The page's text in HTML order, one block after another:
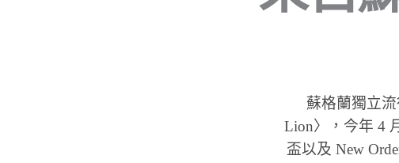
蘇格蘭獨立流
Lion〉，今年 4
盃以及 New